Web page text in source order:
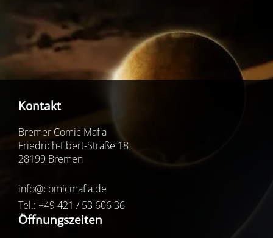
Kontakt
Bremer Comic Mafia
Friedrich-Ebert-Straße 18
28199 Bremen
info@comicmafia.de
Tel.: +49 421 / 53 606 36
Öffnungszeiten